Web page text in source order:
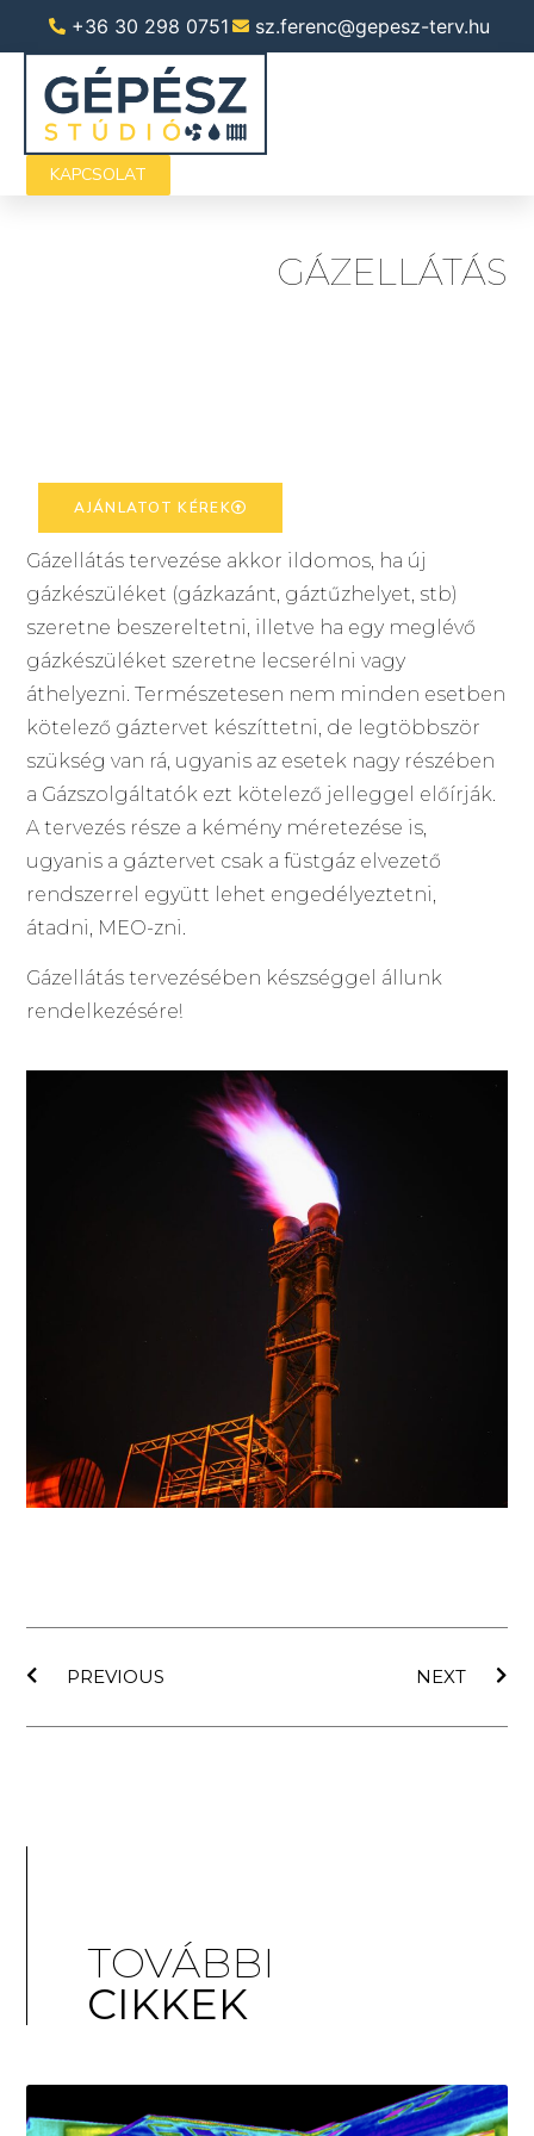
+36 30 298 0751 sz.ferenc@gepesz-terv.hu
KAPCSOLAT
GÁZELLÁTÁS
AJÁNLATOT KÉREK
Gázellátás tervezése akkor ildomos, ha új
gázkészüléket (gázkazánt, gáztűzhelyet, stb)
szeretne beszereltetni, illetve ha egy meglévő
gázkészüléket szeretne lecserélni vagy
áthelyezni. Természetesen nem minden esetben
kötelező gáztervet készíttetni, de legtöbbször
szükség van rá, ugyanis az esetek nagy részében
a Gázszolgáltatók ezt kötelező jelleggel előírják.
A tervezés része a kémény méretezése is,
ugyanis a gáztervet csak a füstgáz elvezető
rendszerrel együtt lehet engedélyeztetni,
átadni, MEO-zni.
Gázellátás tervezésében készséggel állunk
rendelkezésére!
PREVIOUS NEXT
TOVÁBBI
CIKKEK